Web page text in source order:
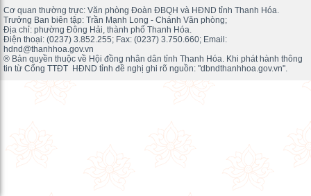
Cơ quan thường trực: Văn phòng Đoàn ĐBQH và HĐND tỉnh Thanh Hóa.
Trưởng Ban biên tập: Trần Mạnh Long - Chánh Văn phòng;
Địa chỉ: phường Đông Hải, thành phố Thanh Hóa.
Điện thoại: (0237) 3.852.255; Fax: (0237) 3.750.660; Email:
hdnd@thanhhoa.gov.vn
® Bản quyền thuộc về Hội đồng nhân dân tỉnh Thanh Hóa. Khi phát hành thông
tin từ Cổng TTĐT HĐND tỉnh đề nghị ghi rõ nguồn: "dbndthanhhoa.gov.vn".